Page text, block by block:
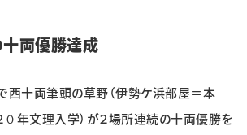
十両優勝達成
十両筆頭の草野（伊勢ケ浜部屋＝本
０年文理入学）が２場所連続の十両優勝を